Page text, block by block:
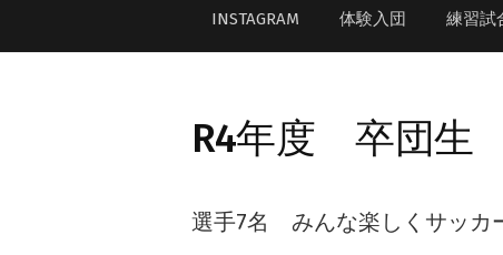
INSTAGRAM 体験入団 練習試
R4年度 卒団生
選手7名 みんな楽しくサッカ